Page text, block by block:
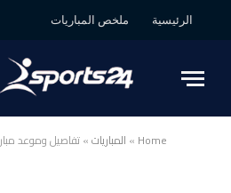
الرئيسية ملخص المباريات
Home
» المباريات»تفاصيل وموعد مباراة بورتسموث و أرسنال